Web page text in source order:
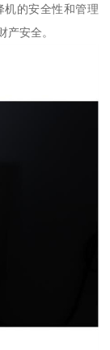
机的安全性和管理
安全。